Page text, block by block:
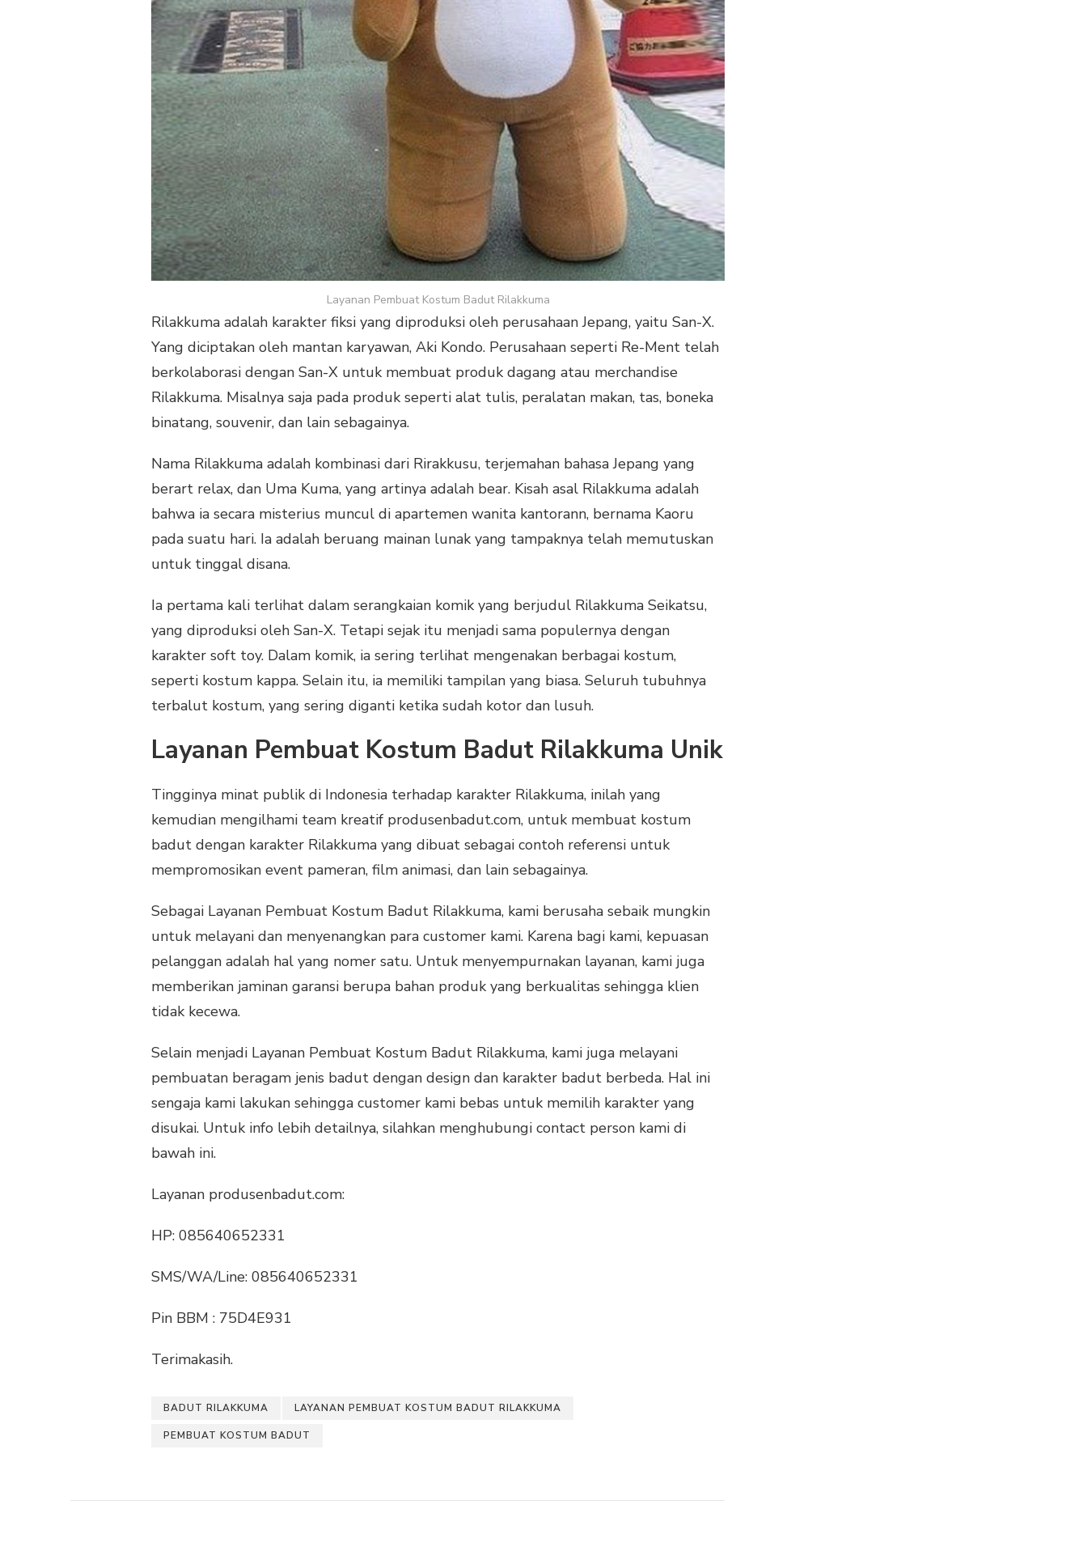
Layanan Pembuat Kostum Badut Rilakkuma
Rilakkuma adalah karakter fiksi yang diproduksi oleh perusahaan Jepang, yaitu San-X.
Yang diciptakan oleh mantan karyawan, Aki Kondo. Perusahaan seperti Re-Ment telah
berkolaborasi dengan San-X untuk membuat produk dagang atau merchandise
Rilakkuma. Misalnya saja pada produk seperti alat tulis, peralatan makan, tas, boneka
binatang, souvenir, dan lain sebagainya.
Nama Rilakkuma adalah kombinasi dari Rirakkusu, terjemahan bahasa Jepang yang
berart relax, dan Uma Kuma, yang artinya adalah bear. Kisah asal Rilakkuma adalah
bahwa ia secara misterius muncul di apartemen wanita kantorann, bernama Kaoru
pada suatu hari. Ia adalah beruang mainan lunak yang tampaknya telah memutuskan
untuk tinggal disana.
Ia pertama kali terlihat dalam serangkaian komik yang berjudul Rilakkuma Seikatsu,
yang diproduksi oleh San-X. Tetapi sejak itu menjadi sama populernya dengan
karakter soft toy. Dalam komik, ia sering terlihat mengenakan berbagai kostum,
seperti kostum kappa. Selain itu, ia memiliki tampilan yang biasa. Seluruh tubuhnya
terbalut kostum, yang sering diganti ketika sudah kotor dan lusuh.
Layanan Pembuat Kostum Badut Rilakkuma Unik
Tingginya minat publik di Indonesia terhadap karakter Rilakkuma, inilah yang
kemudian mengilhami team kreatif produsenbadut.com, untuk membuat kostum
badut dengan karakter Rilakkuma yang dibuat sebagai contoh referensi untuk
mempromosikan event pameran, film animasi, dan lain sebagainya.
Sebagai Layanan Pembuat Kostum Badut Rilakkuma, kami berusaha sebaik mungkin
untuk melayani dan menyenangkan para customer kami. Karena bagi kami, kepuasan
pelanggan adalah hal yang nomer satu. Untuk menyempurnakan layanan, kami juga
memberikan jaminan garansi berupa bahan produk yang berkualitas sehingga klien
tidak kecewa.
Selain menjadi Layanan Pembuat Kostum Badut Rilakkuma, kami juga melayani
pembuatan beragam jenis badut dengan design dan karakter badut berbeda. Hal ini
sengaja kami lakukan sehingga customer kami bebas untuk memilih karakter yang
disukai. Untuk info lebih detailnya, silahkan menghubungi contact person kami di
bawah ini.
Layanan produsenbadut.com:
HP: 085640652331
SMS/WA/Line: 085640652331
Pin BBM : 75D4E931
Terimakasih.
BADUT RILAKKUMA LAYANAN PEMBUAT KOSTUM BADUT RILAKKUMA
PEMBUAT KOSTUM BADUT